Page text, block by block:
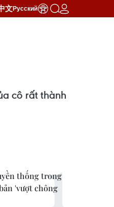
文Русский
cô rất thành
thống trong
'vượt chông